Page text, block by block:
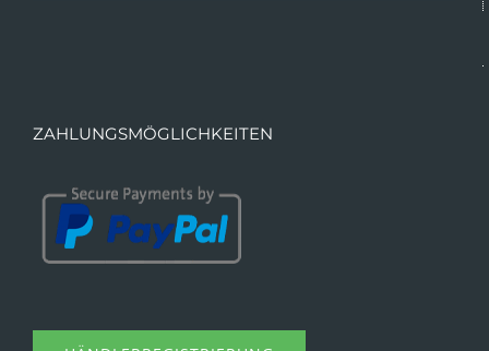
ZAHLUNGSMÖGLICHKEITEN